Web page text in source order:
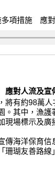
多項措施 應
對人流及宣
將有約98萬
。其中，漁護
現場標示及廣
傳海洋保育
珊瑚友善路